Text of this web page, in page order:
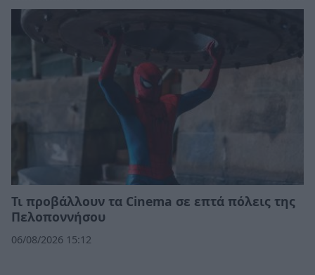
Τι προβάλλουν τα Cinema σε επτά πόλεις της
Πελοποννήσου
06/08/2026 15:12